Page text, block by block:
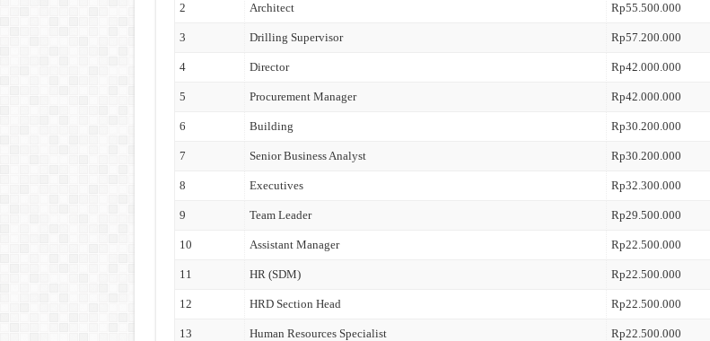
2 Architect Rp55.500.000
3 Drilling Supervisor Rp57.200.000
4 Director Rp42.000.000
5 Procurement Manager Rp42.000.000
6 Building Rp30.200.000
7 Senior Business Analyst Rp30.200.000
8 Executives Rp32.300.000
9 Team Leader Rp29.500.000
10 Assistant Manager Rp22.500.000
11 HR (SDM) Rp22.500.000
12 HRD Section Head Rp22.500.000
13 Human Resources Specialist Rp22.500.000